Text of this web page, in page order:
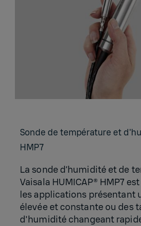
Sonde de tem­pé­ra­ture et
HMP7
La sonde d’humidité et de
Vaisala HUMICAP® HMP7
les applications présentant
élevée et constante ou des
d'humidité changeant